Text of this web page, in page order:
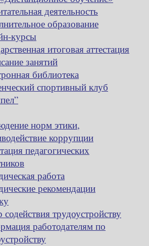
деятельность
образование
курсы
итоговая аттестация
занятий
библиотека
спортивный клуб
норм этики,
коррупции
педагогических
работа
рекомендации
содействия трудоустройству
работодателям по